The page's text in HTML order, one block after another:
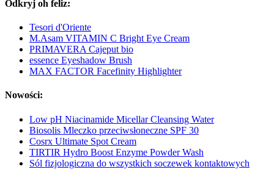
Odkryj oh feliz:
Tesori d'Oriente
M.Asam VITAMIN C Bright Eye Cream
PRIMAVERA Cajeput bio
essence Eyeshadow Brush
MAX FACTOR Facefinity Highlighter
Nowości:
Low pH Niacinamide Micellar Cleansing Water
Biosolis Mleczko przeciwsłoneczne SPF 30
Cosrx Ultimate Spot Cream
TIRTIR Hydro Boost Enzyme Powder Wash
Sól fizjologiczna do wszystkich soczewek kontaktowych